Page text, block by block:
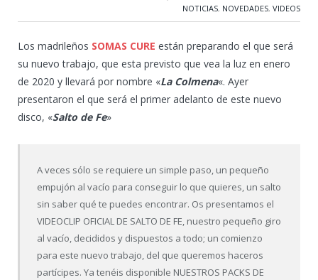
NOTICIAS, NOVEDADES, VIDEOS
Los madrileños SOMAS CURE están preparando el que será
su nuevo trabajo, que esta previsto que vea la luz en enero
de 2020 y llevará por nombre «La Colmena«. Ayer
presentaron el que será el primer adelanto de este nuevo
disco, «Salto de Fe»
A veces sólo se requiere un simple paso, un pequeño
empujón al vacío para conseguir lo que quieres, un salto
sin saber qué te puedes encontrar. Os presentamos el
VIDEOCLIP OFICIAL DE SALTO DE FE, nuestro pequeño giro
al vacío, decididos y dispuestos a todo; un comienzo
para este nuevo trabajo, del que queremos haceros
partícipes. Ya tenéis disponible NUESTROS PACKS DE